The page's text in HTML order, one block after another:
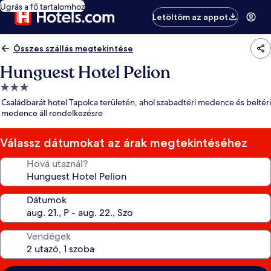
Ugrás a fő tartalomhoz
Letöltöm az appot
Összes szállás megtekintése
Hunguest Hotel Pelion
3.0
csillagos
szálláshely
Családbarát hotel Tapolca területén, ahol szabadtéri medence és beltéri
medence áll rendelkezésre
Válassz dátumokat az árak megtekintéséhez
Hová utaznál?
Dátumok
Vendégek